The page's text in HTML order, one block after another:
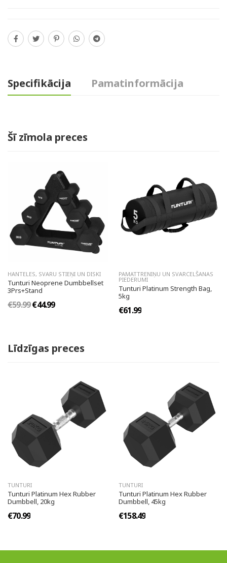
Specifikācija Pamatinformācija
Šī zīmola preces
HANTELES, SVARU STIEŅI UN DISKI
Tunturi Neoprene Dumbbellset
3Prs+Stand
€59.99€44.99
PAMATTRENIŅU UN SVARCELŠANAS
PIEDERUMI
Tunturi Platinum Strength Bag,
5kg
€61.99
Līdzīgas preces
TUNTURI
Tunturi Platinum Hex Rubber
Dumbbell, 20kg
€70.99
TUNTURI
Tunturi Platinum Hex Rubber
Dumbbell, 45kg
€158.49